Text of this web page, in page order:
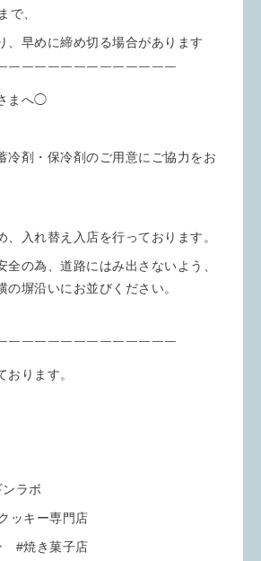
で、
、早めに締め切る場合があります
￣￣￣￣￣￣￣￣￣￣￣￣￣
まへ◯
冷剤・保冷剤のご用意にご協力をお
、入れ替え入店を行っております。
全の為、道路にはみ出さないよう、
の塀沿いにお並びください。
￣￣￣￣￣￣￣￣￣￣￣￣￣
おります。
ラボ
ッキー専門店
#焼き菓子店